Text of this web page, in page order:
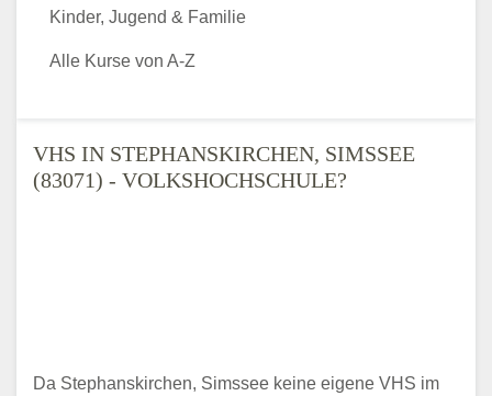
VHS IN STEPHANSKIRCHEN, SIMSSEE
(83071) - VOLKSHOCHSCHULE?
Da Stephanskirchen, Simssee keine eigene VHS im
Kinder, Jugend & Familie
Alle Kurse von A-Z